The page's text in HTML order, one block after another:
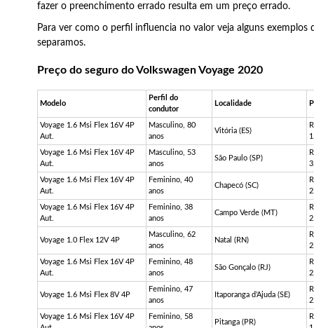
fazer o preenchimento errado resulta em um preço errado.
Para ver como o perfil influencia no valor veja alguns exemplos
separamos.
Preço do seguro do Volkswagen Voyage 2020
Modelo
Perfil do
condutor
Localidade
Voyage 1.6 Msi Flex 16V 4P
Aut.
Masculino, 80
anos
Vitória (ES)
Voyage 1.6 Msi Flex 16V 4P
Aut.
Masculino, 53
anos
São Paulo (SP)
Voyage 1.6 Msi Flex 16V 4P
Aut.
Feminino, 40
anos
Chapecó (SC)
Voyage 1.6 Msi Flex 16V 4P
Aut.
Feminino, 38
anos
Campo Verde (MT)
Voyage 1.0 Flex 12V 4P
Masculino, 62
anos
Natal (RN)
Voyage 1.6 Msi Flex 16V 4P
Aut.
Feminino, 48
anos
São Gonçalo (RJ)
Voyage 1.6 Msi Flex 8V 4P
Feminino, 47
anos
Itaporanga d’Ajuda (SE)
Voyage 1.6 Msi Flex 16V 4P
Feminino, 58
Pitanga (PR)